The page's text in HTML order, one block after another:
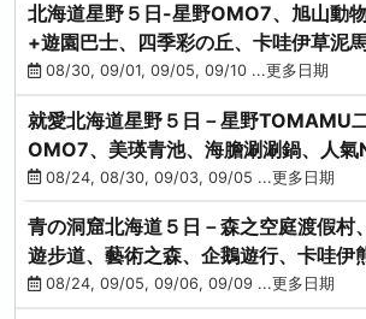
北海道星野５日-星野OMO7、旭山動
+遊園巴士、四季彩の丘、卡哇伊草泥
池、螃蟹吃到飽
08/30, 09/01, 09/05, 09/10 ...更多日期
就愛北海道星野５日－星野TOMAMU
OMO7、美瑛青池、海膽涮涮鍋、人氣
園、海鮮和牛螃蟹吃到飽
08/24, 08/30, 09/03, 09/05 ...更多日期
青の洞窟北海道５日－森之空庭渡假村
遊步道、藝術之森、企鵝遊行、卡哇伊
時代村、螃蟹吃到飽
08/24, 09/05, 09/06, 09/09 ...更多日期